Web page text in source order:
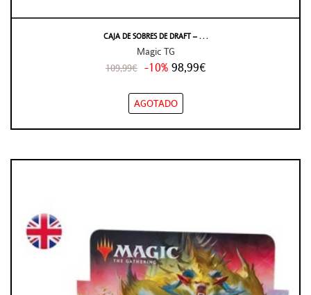
CAJA DE SOBRES DE DRAFT – . . .
Magic TG
109,99€ -10% 98,99€
AGOTADO